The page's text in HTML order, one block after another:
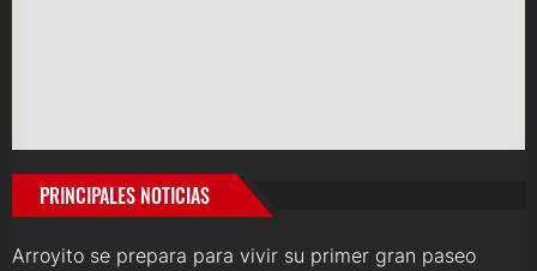
PRINCIPALES NOTICIAS
Arroyito se prepara para vivir su primer gran paseo